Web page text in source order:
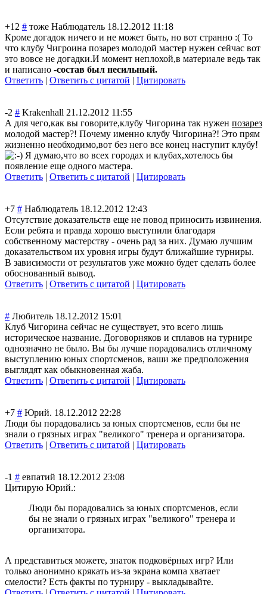
+12 # тоже Наблюдатель 18.12.2012 11:18
Кроме догадок ничего и не может быть, но вот странно :( То
что клубу Чигроина позарез молодой мастер нужен сейчас вот
это вовсе не догадки.И момент неплохой,в материале ведь так
и написано -состав был несильный.
Ответить | Ответить с цитатой | Цитировать
-2 # Krakenhall 21.12.2012 11:55
А для чего,как вы говорите,клубу Чигорина так нужен позарез
молодой мастер?! Почему именно клубу Чигорина?! Это прям
жизненно необходимо,вот без него все конец наступит клубу!
Я думаю,что во всех городах и клубах,хотелось бы
появление еще одного мастера.
Ответить | Ответить с цитатой | Цитировать
+7 # Наблюдатель 18.12.2012 12:43
Отсутствие доказательств еще не повод приносить извинения.
Если ребята и правда хорошо выступили благодаря
собственному мастерству - очень рад за них. Думаю лучшим
доказательством их уровня игры будут ближайшие турниры.
В зависимости от результатов уже можно будет сделать более
обоснованный вывод.
Ответить | Ответить с цитатой | Цитировать
# Любитель 18.12.2012 15:01
Клуб Чигорина сейчас не существует, это всего лишь
историческое название. Договорняков и сплавов на турнире
однозначно не было. Вы бы лучше порадовались отличному
выступлению юных спортсменов, ваши же предположения
выглядят как обыкновенная жаба.
Ответить | Ответить с цитатой | Цитировать
+7 # Юрий. 18.12.2012 22:28
Люди бы порадовались за юных спортсменов, если бы не
знали о грязных играх "великого" тренера и организатора.
Ответить | Ответить с цитатой | Цитировать
-1 # евпатий 18.12.2012 23:08
Цитирую Юрий.:
Люди бы порадовались за юных спортсменов, если
бы не знали о грязных играх "великого" тренера и
организатора.
А представиться можете, знаток подковёрных игр? Или
только анонимно крякать из-за экрана компа хватает
смелости? Есть факты по турниру - выкладывайте.